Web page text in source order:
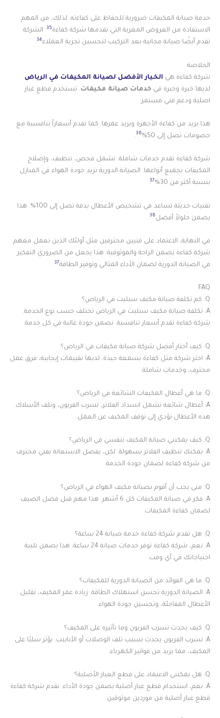
خدمة صيانة المكيفات ضرورية للحفاظ على كفاءته. لذلك، من المهم
الاستفادة من العروض المغرية التي تقدمها شركة كفاءة35. الشركة
تقدم أيضًا صيانة مجانية بعد التركيب لتحسين تجربة العملاء34
.
الخلاصة
شركة كفاءة هي الخيار الأفضل لصيانة المكيفات في الرياض.
لديها خبرة وخبرة في خدمات صيانة مكيفات. تستخدم قطع غيار
اصلية ودعم فني مستمر.
هذا يزيد من كفاءة الأجهزة ويزيد عمرها. كما تقدم أسعاراً تنافسية مع
خصومات تصل إلى 50%
36
.
شركة كفاءة تقدم خدمات شاملة. تشمل فحص، تنظيف، وإصلاح
المكيفات بجميع أنواعها. الصيانة الدورية تزيد جودة الهواء في المنازل
بنسبة أكثر من 30%
37
.
تقنيات حديثة تساعد في تشخيص الأعطال بدقة تصل إلى 100%. هذا
يضمن حلولاً أفضل38
.
في النهاية، الاعتماد على فنيين محترفين مثل أولئك الذين تعمل معهم
شركة كفاءة يضمن الراحة والموثوقية. هذا يجعل من الضروري التفكير
في الصيانة الدورية لضمان الأداء المثالي وتوفير الطاقة37
.
FAQ
Q: كم تكلفة صيانة مكيف سبليت في الرياض؟
A: تكلفة صيانة مكيف سبليت في الرياض تختلف حسب نوع الخدمة.
شركة كفاءة تقدم أسعار تنافسية. تضمن جودة عالية في كل خدمة.
Q: كيف أختار أفضل شركة صيانة مكيفات في الرياض؟
A: اختر شركة مثل كفاءة بسمعة جيدة. لديها تقييمات إيجابية، فرق عمل
محترف، وخدمات شاملة.
Q: ما هي أعطال المكيفات الشائعة في الرياض؟
A: أعطال شائعة تشمل انسداد الفلاتر، تسرب الفريون، وتلف الأسلاك.
هذه الأعطال تؤدي إلى توقف المكيف عن العمل.
Q: كيف يمكنني صيانة المكيف بنفسي في الرياض؟
A: يمكنك تنظيف الفلاتر بسهولة. لكن، يفضل الاستعانة بفني محترف
من شركة كفاءة لضمان جودة الخدمة.
Q: متى يجب أن أقوم بصيانة مكيف الهواء في الرياض؟
A: فكر في صيانة المكيفات كل 6 أشهر. هذا مهم قبل فصل الصيف
لضمان كفاءة المكيفات.
Q: هل تقدم شركة كفاءة خدمة صيانة 24 ساعة؟
A: نعم، شركة كفاءة توفر خدمات صيانة 24 ساعة. هذا يضمن تلبية
احتياجاتك في أي وقت.
Q: ما هي الفوائد من الصيانة الدورية للمكيفات؟
A: الصيانة الدورية تحسن استهلاك الطاقة. زيادة عمر المكيف، تقليل
الأعطال المفاجئة، وتحسين جودة الهواء.
Q: كيف يحدث تسرب الفريون وما تأثيره على المكيف؟
A: تسرب الفريون يحدث بسبب تلف الوصلات أو الأنابيب. يؤثر سلبًا على
المكيف، مما يزيد من فواتير الكهرباء.
Q: هل يمكنني الاعتماد على قطع الغيار الأصلية؟
A: نعم، استخدام قطع غيار أصلية يضمن جودة الأداء. تقدم شركة كفاءة
قطع غيار أصلية من موردين موثوقين.